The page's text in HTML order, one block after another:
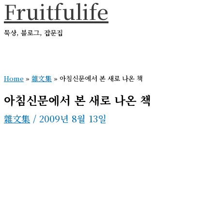
콘
텐
츠
너
뛰
기
Fruitfulife
묵상, 블로그, 잡문집
메
Home » 雜文集 » 아침신문에서 본 새로 나온 책
아침신문에서 본 새로 나온 책
雜文集 / 2009년 8월 13일